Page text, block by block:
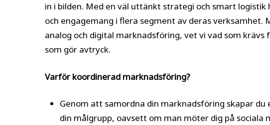
in i bilden. Med en väl uttänkt strategi och smart
och engagemang i flera segment av deras verksamhet.
analog och digital marknadsföring, vet vi vad som
som gör avtryck.
Varför koordinerad marknadsföring?
Genom att samordna din marknadsföring skapar
din målgrupp, oavsett om man möter dig på sociala